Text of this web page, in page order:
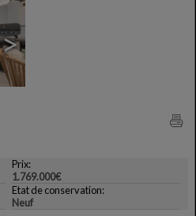
>
Prix:
1.769.000€
Etat de conservation:
Neuf